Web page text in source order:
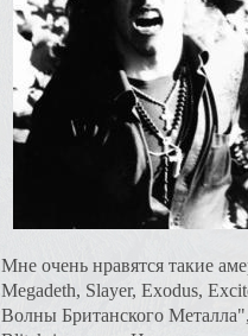
Мне очень нравятся такие
Megadeth, Slayer, Exodus,
Волны Британского